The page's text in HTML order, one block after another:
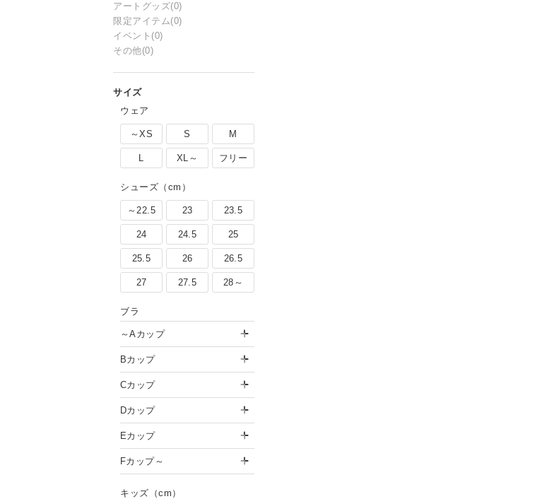
アートグッズ(0)
限定アイテム(0)
イベント (0)
その他(0)
ウェア
～XS S M
L XL～ フリー
シューズ（cm）
～22.5 23 23.5
24 24.5 25
25.5 26 26.5
27 27.5 28～
ブラ
～Aカップ
Bカップ
Cカップ
Dカップ
Eカップ
Fカップ～
キッズ（cm）